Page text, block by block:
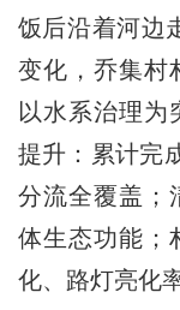
饭后沿着河边
变化，乔集村
以水系治理为
提升：累计完
分流全覆盖；
体生态功能；
化、路灯亮化